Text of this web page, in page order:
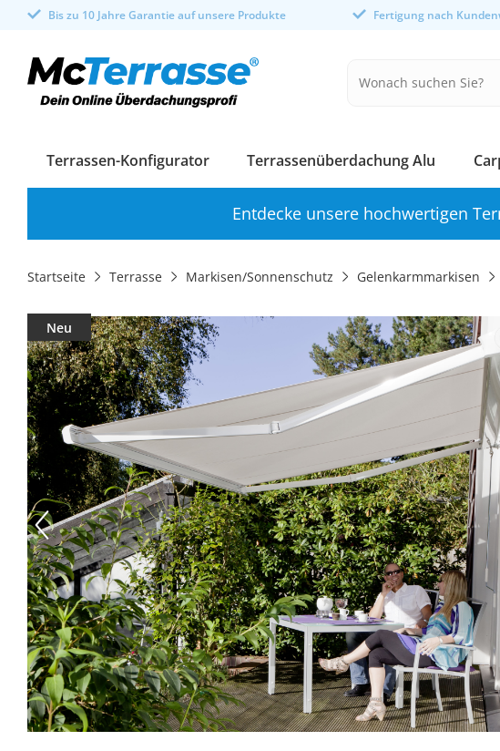
Bis zu 10 Jahre Garantie auf unsere Produkte Fertigung nach
Terrassen-Konfigurator Terrassenüberdachung Alu
Entdecke unsere hochwertigen
Startseite Terrasse Markisen/Sonnenschutz Gelenkarmmarkisen
Neu